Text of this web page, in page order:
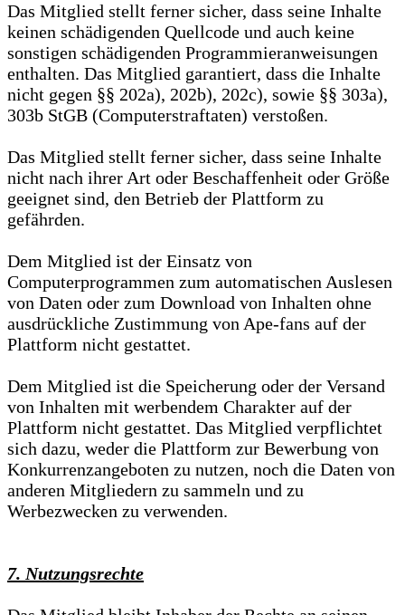
Das Mitglied stellt ferner sicher, dass seine Inhalte
keinen schädigenden Quellcode und auch keine
sonstigen schädigenden Programmieranweisungen
enthalten. Das Mitglied garantiert, dass die Inhalte
nicht gegen §§ 202a), 202b), 202c), sowie §§ 303a),
303b StGB (Computerstraftaten) verstoßen.
Das Mitglied stellt ferner sicher, dass seine Inhalte
nicht nach ihrer Art oder Beschaffenheit oder Größe
geeignet sind, den Betrieb der Plattform zu
gefährden.
Dem Mitglied ist der Einsatz von
Computerprogrammen zum automatischen Auslesen
von Daten oder zum Download von Inhalten ohne
ausdrückliche Zustimmung von Ape-fans auf der
Plattform nicht gestattet.
Dem Mitglied ist die Speicherung oder der Versand
von Inhalten mit werbendem Charakter auf der
Plattform nicht gestattet. Das Mitglied verpflichtet
sich dazu, weder die Plattform zur Bewerbung von
Konkurrenzangeboten zu nutzen, noch die Daten von
anderen Mitgliedern zu sammeln und zu
Werbezwecken zu verwenden.
7. Nutzungsrechte